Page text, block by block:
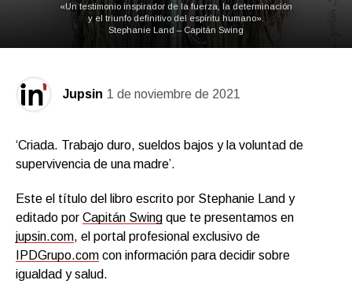
«Un testimonio inspirador de la fuerza, la determinación
y el triunfo definitivo del espíritu humano».
Stephanie Land – Capitán Swing
Jupsin 1 de noviembre de 2021
‘Criada. Trabajo duro, sueldos bajos y la voluntad de
supervivencia de una madre’.
Este el título del libro escrito por Stephanie Land y
editado por Capitán Swing que te presentamos en
jupsin.com, el portal profesional exclusivo de
IPDGrupo.com con información para decidir sobre
igualdad y salud.